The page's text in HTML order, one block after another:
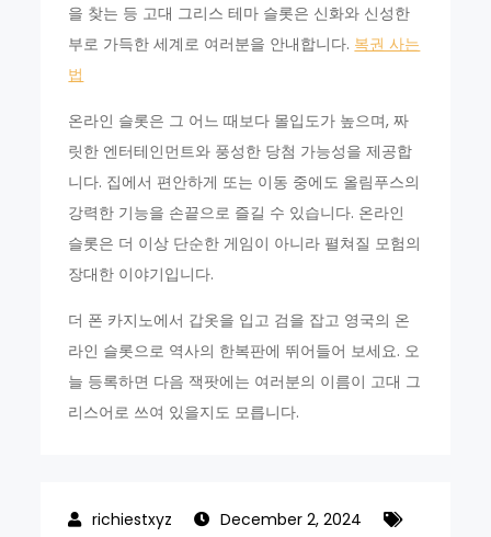
을 찾는 등 고대 그리스 테마 슬롯은 신화와 신성한
부로 가득한 세계로 여러분을 안내합니다. 복권 사는
법
온라인 슬롯은 그 어느 때보다 몰입도가 높으며, 짜
릿한 엔터테인먼트와 풍성한 당첨 가능성을 제공합
니다. 집에서 편안하게 또는 이동 중에도 올림푸스의
강력한 기능을 손끝으로 즐길 수 있습니다. 온라인
슬롯은 더 이상 단순한 게임이 아니라 펼쳐질 모험의
장대한 이야기입니다.
더 폰 카지노에서 갑옷을 입고 검을 잡고 영국의 온
라인 슬롯으로 역사의 한복판에 뛰어들어 보세요. 오
늘 등록하면 다음 잭팟에는 여러분의 이름이 고대 그
리스어로 쓰여 있을지도 모릅니다.
December 2, 2024